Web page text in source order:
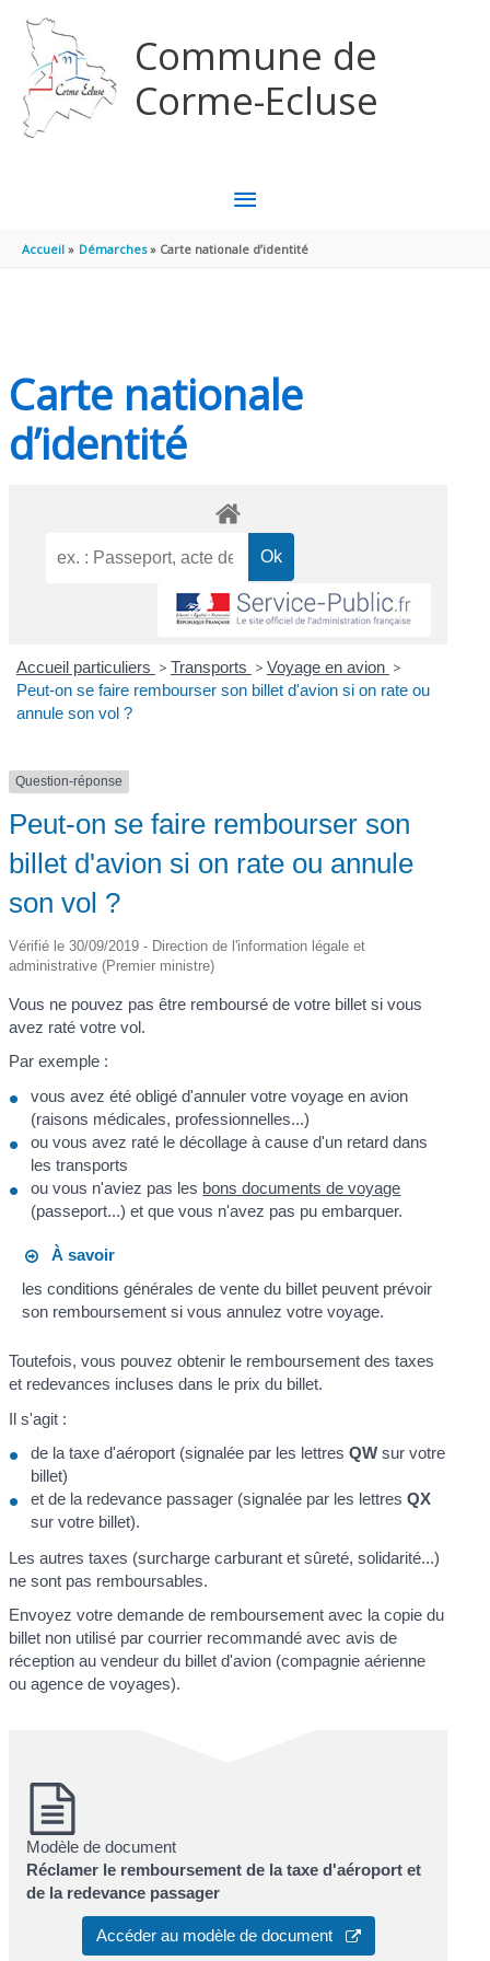
Commune de
Corme-Ecluse
MENU
PRINCIPAL
Accueil Démarches Carte nationale d’identité
Carte nationale
d’identité
Accueil particuliers > Transports > Voyage en avion >
Peut-on se faire rembourser son billet d'avion si on rate ou
annule son vol ?
Question-réponse
Peut-on se faire rembourser son
billet d'avion si on rate ou annule
son vol ?
Vérifié le 30/09/2019 - Direction de l'information légale et
administrative (Premier ministre)
Vous ne pouvez pas être remboursé de votre billet si vous
avez raté votre vol.
Par exemple :
vous avez été obligé d'annuler votre voyage en avion
(raisons médicales, professionnelles...)
ou vous avez raté le décollage à cause d'un retard dans
les transports
ou vous n'aviez pas les bons documents de voyage
(passeport...) et que vous n'avez pas pu embarquer.
À savoir
les conditions générales de vente du billet peuvent prévoir
son remboursement si vous annulez votre voyage.
Toutefois, vous pouvez obtenir le remboursement des taxes
et redevances incluses dans le prix du billet.
Il s'agit :
de la taxe d'aéroport (signalée par les lettresQW sur votre
billet)
et de la redevance passager (signalée par les lettresQX
sur votre billet).
Les autres taxes (surcharge carburant et sûreté, solidarité...)
ne sont pas remboursables.
Envoyez votre demande de remboursement avec la copie du
billet non utilisé par courrier recommandé avec avis de
réception au vendeur du billet d'avion (compagnie aérienne
ou agence de voyages).
Modèle de document
Réclamer le remboursement de la taxe d'aéroport et
de la redevance passager
Accéder au modèle de document